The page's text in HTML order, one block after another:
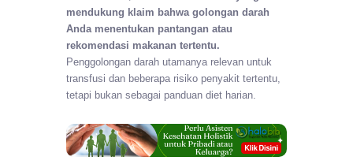
mendukung klaim bahwa golongan darah
Anda menentukan pantangan atau
rekomendasi makanan tertentu.
Penggolongan darah utamanya relevan untuk
transfusi dan beberapa risiko penyakit tertentu,
tetapi bukan sebagai panduan diet harian.